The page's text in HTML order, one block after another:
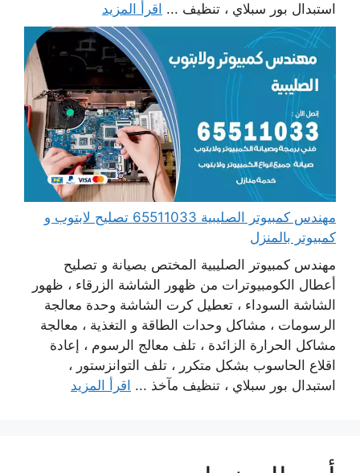
استبدال بور سبلاي ، تنظيف ... اقرأ المزيد
مهندس كمبيوتر الصليبية 65511033 تصليح لابتوب و
كمبيوتر بالمنزل
مهندس كمبيوتر الصليبية المختص بصيانة و تصليح
أعطال الكومبيوترات من ظهور الشاشة الزرقاء ، ظهور
الشاشة السوداء ، تعطيل كرت الشاشة وحدة معالجة
الرسومات ، مشاكل وحدات الطاقة و التغذية ، معالجة
مشاكل الحرارة الزائدة ، تلف معالج الرسوم ، إعادة
اقلاع الحاسوب بشكل متكرر ، تلف التوانزستور ،
استبدال بور سبلاي ، تنظيف مآخذ ... اقرأ المزيد